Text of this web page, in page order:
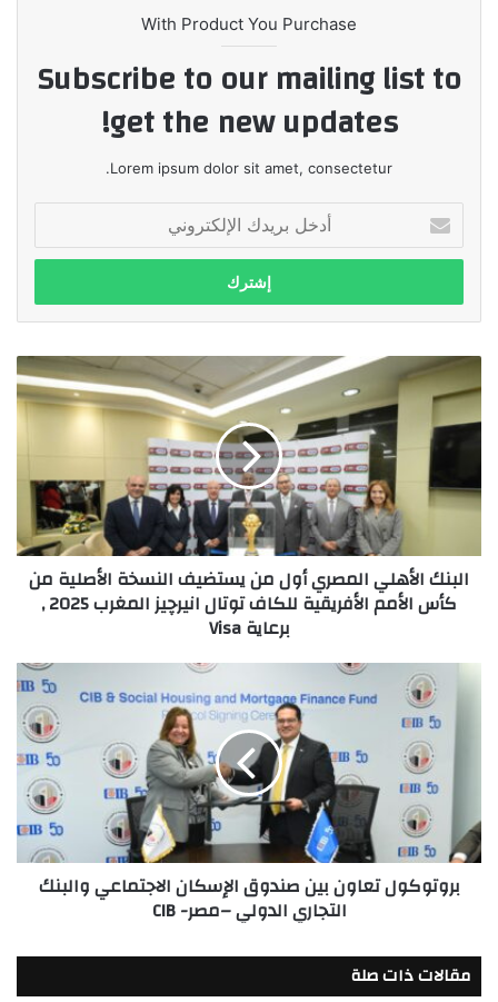
With Product You Purchase
Subscribe to our mailing list to
get the new updates!
Lorem ipsum dolor sit amet, consectetur.
بريدك
الإلكتروني
البنك
الأهلي
المصري
النسخة
من
كأس
الأمم
المغرب
البنك الأهلي المصري أول من يستضيف النسخة الأصلية من
كأس الأمم الأفريقية للكاف توتال انيرچيز المغرب 2025 ,
برعاية Visa
بروتوكول
الإسكان
الاجتماعي
التجاري
الدولي
بروتوكول تعاون بين صندوق الإسكان الاجتماعي والبنك
التجاري الدولي –مصر- CIB
مقالات ذات صلة